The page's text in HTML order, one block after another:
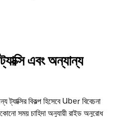
এবং অন্যান্য
বিকল্প হিসেবে Uber বিবেচনা
সময় চাহিদা অনুযায়ী রাইড অনুরোধ